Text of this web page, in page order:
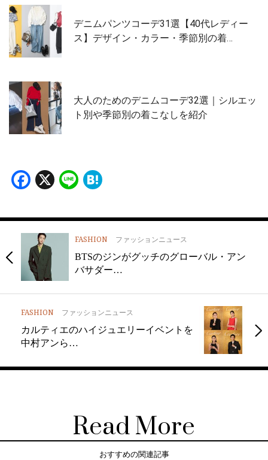
デニムパンツコーデ31選【40代レディー
ス】デザイン・カラー・季節別の着…
大人のためのデニムコーデ32選｜シルエッ
ト別や季節別の着こなしを紹介
Facebook
X Line
FASHION ファッションニュース
BTSのジンがグッチのグローバル・アン
バサダー…
FASHION ファッションニュース
カルティエのハイジュエリーイベントを
中村アンら…
Read More
おすすめの関連記事